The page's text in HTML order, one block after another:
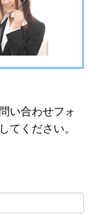
い合わせフォ
てください。